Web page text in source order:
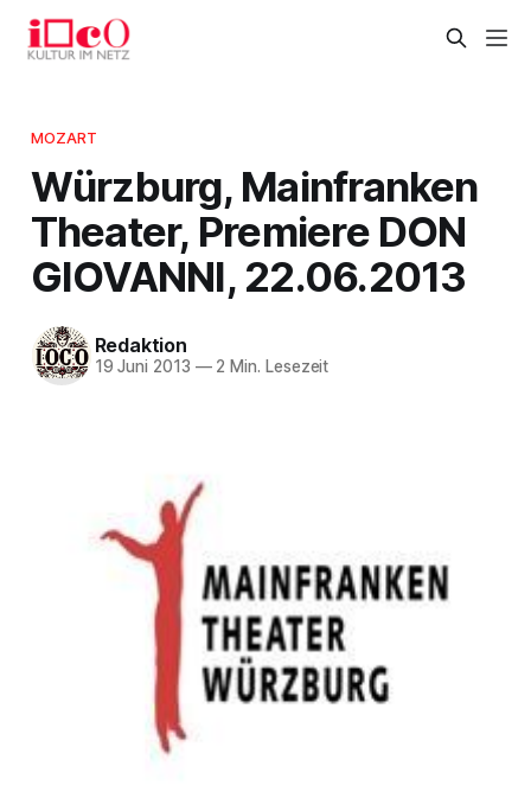
MOZART
Würzburg, Mainfranken
Theater, Premiere DON
GIOVANNI, 22.06.2013
Redaktion
19 Juni 2013 —2 Min. Lesezeit